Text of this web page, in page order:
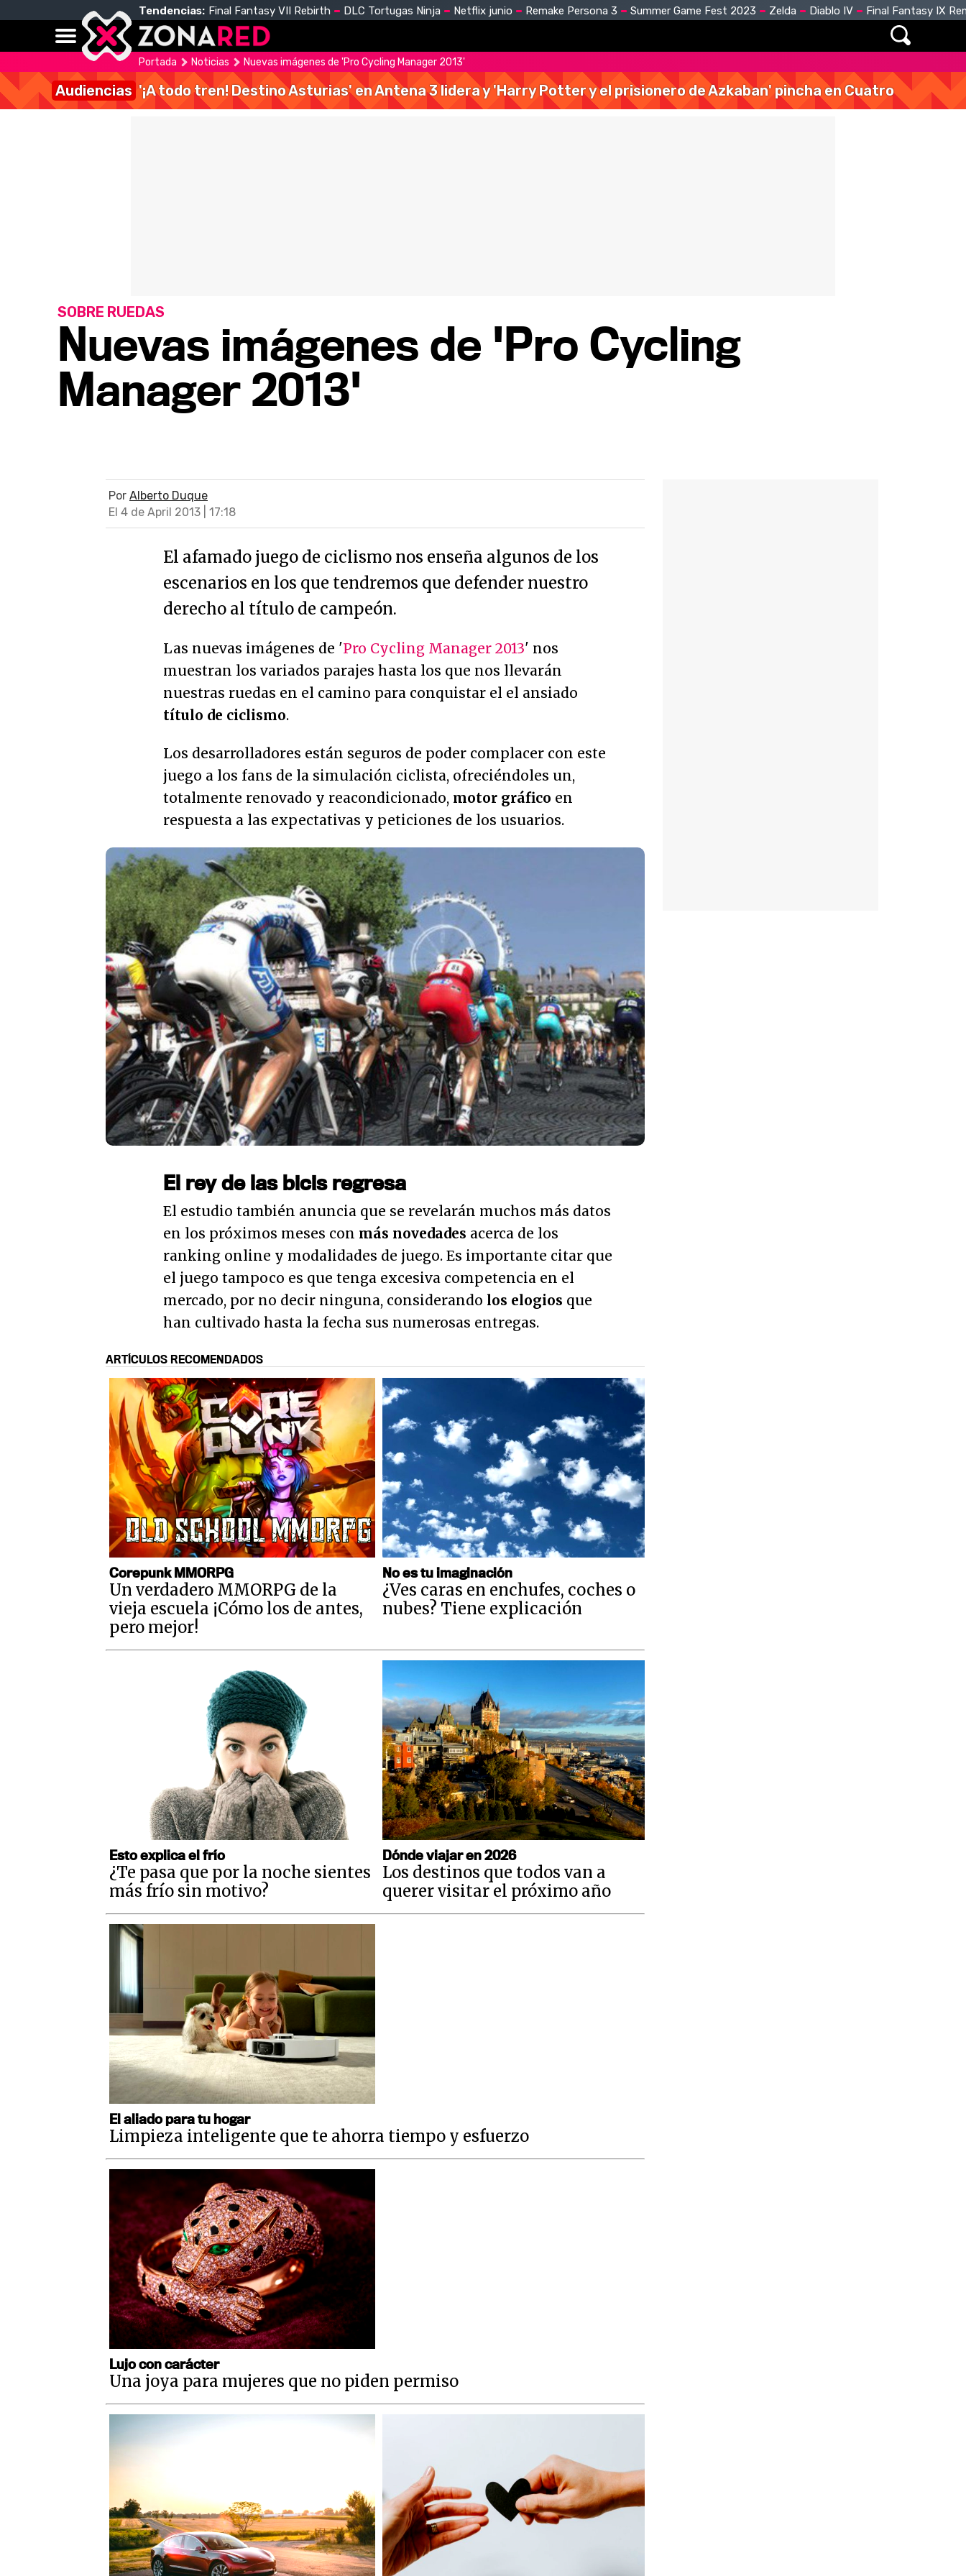
Tendencias: Final Fantasy VII Rebirth DLC Tortugas Ninja Netflix junio Remake Persona 3 Summer Game Fest 2023 Zelda Diablo IV Final Fantasy IX
Portada Noticias Nuevas imágenes de 'Pro Cycling Manager 2013'
Audiencias '¡A todo tren! Destino Asturias' en Antena 3 lidera y 'Harry Potter y el prisionero de Azkaban' pincha en Cuatro
Nuevas imágenes de 'Pro Cycling
Manager 2013'
SOBRE RUEDAS
Por Alberto Duque
El 4 de April 2013 | 17:18
El afamado juego de ciclismo nos enseña algunos de los
escenarios en los que tendremos que defender nuestro
derecho al título de campeón.
Las nuevas imágenes de 'Pro Cycling Manager 2013' nos
muestran los variados parajes hasta los que nos llevarán
nuestras ruedas en el camino para conquistar el el ansiado
título de ciclismo.
Los desarrolladores están seguros de poder complacer con este
juego a los fans de la simulación ciclista, ofreciéndoles un,
totalmente renovado y reacondicionado, motor gráfico en
respuesta a las expectativas y peticiones de los usuarios.
El rey de las bicis regresa
El estudio también anuncia que se revelarán muchos más datos
en los próximos meses con más novedades acerca de los
ranking online y modalidades de juego. Es importante citar que
el juego tampoco es que tenga excesiva competencia en el
mercado, por no decir ninguna, considerando los elogios que
han cultivado hasta la fecha sus numerosas entregas.
ARTÍCULOS RECOMENDADOS
Corepunk MMORPG
Un verdadero MMORPG de la
vieja escuela ¡Cómo los de antes,
pero mejor!
No es tu imaginación
¿Ves caras en enchufes, coches o
nubes? Tiene explicación
Esto explica el frío
¿Te pasa que por la noche sientes
más frío sin motivo?
Dónde viajar en 2026
Los destinos que todos van a
querer visitar el próximo año
El aliado para tu hogar
Limpieza inteligente que te ahorra tiempo y esfuerzo
Lujo con carácter
Una joya para mujeres que no piden permiso